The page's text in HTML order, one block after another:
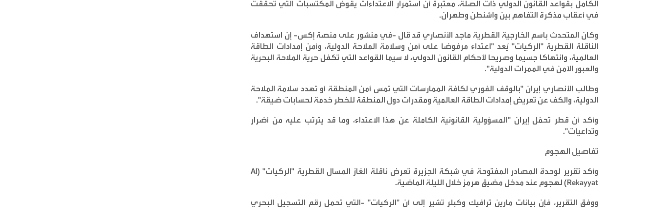
الكامل بقواعد القانون الدولي ذات الصلة، معتبرة أن استمرار الاعتداءات يقوض المكتسبات التي تحققت
في أعقاب مذكرة التفاهم بين واشنطن وطهران.
وكان المتحدث باسم الخارجية القطرية ماجد الأنصاري قد قال -في منشور على منصة إكس- إن استهداف
الناقلة القطرية "الركيات" يُعد "اعتداء مرفوضا على أمن وسلامة الملاحة الدولية، وأمن إمدادات الطاقة
العالمية، وانتهاكا جسيما وصريحا لأحكام القانون الدولي، لا سيما القواعد التي تكفل حرية الملاحة البحرية
والعبور الآمن في الممرات الدولية".
وطالب الأنصاري إيران "بالوقف الفوري لكافة الممارسات التي تمس أمن المنطقة أو تهدد سلامة الملاحة
الدولية، والكف عن تعريض إمدادات الطاقة العالمية ومقدرات دول المنطقة للخطر خدمة لحسابات ضيقة".
وأكد أن قطر تحمّل إيران "المسؤولية القانونية الكاملة عن هذا الاعتداء، وما قد يترتب عليه من أضرار
وتداعيات".
تفاصيل الهجوم
وأكد تقرير لوحدة المصادر المفتوحة في شبكة الجزيرة تعرض ناقلة الغاز المسال القطرية "الركيات
" (Al
Rekayyat) لهجوم عند مدخل مضيق هرمز خلال الليلة الماضية.
ووفق التقرير، فإن بيانات مارين ترافيك وكبلر تشير إلى أن "الركيات" -التي تحمل رقم التسجيل البحري